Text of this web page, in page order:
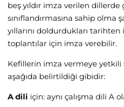
beş yıldır imza verilen dillerde
sınıflandırmasına sahip olma
yıllarını doldurdukları tarihten
toplantılar için imza verebilir.
Kefillerin imza vermeye yetkili
aşağıda belirtildiği gibidir:
A dili için: aynı çalışma dili A